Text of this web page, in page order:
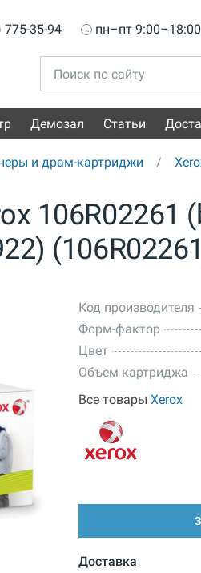
775-35-94 пн–пт 9:00–18:00
Демозал Статьи
и драм-картриджи
106R02261
Код производителя
Форм-фактор
Цвет
Объем картриджа
Все товары Xerox
Доставка